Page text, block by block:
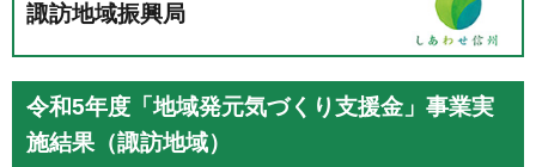
諏訪地域振興局
令和5年度「地域発元気づくり支援金」事業実
施結果（諏訪地域）